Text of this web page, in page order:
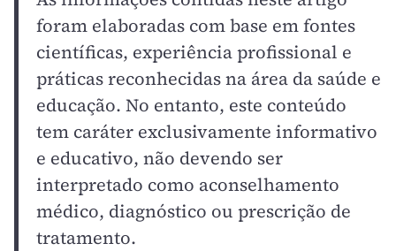
foram elaboradas com base em fontes
científicas, experiência profissional e
práticas reconhecidas na área da saúde e
educação. No entanto, este conteúdo
tem caráter exclusivamente informativo
e educativo, não devendo ser
interpretado como aconselhamento
médico, diagnóstico ou prescrição de
tratamento.